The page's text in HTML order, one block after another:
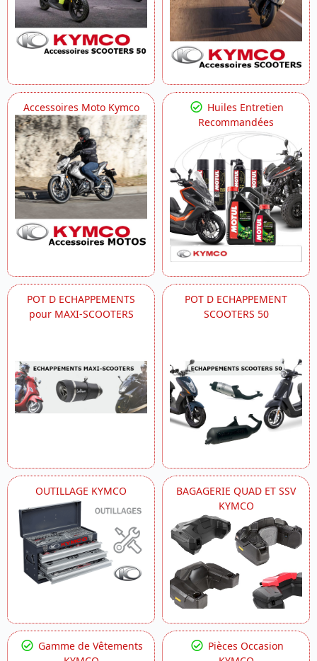
Accessoires Moto Kymco
Huiles Entretien
Recommandées
POT D ECHAPPEMENTS
pour MAXI-SCOOTERS
POT D ECHAPPEMENT
SCOOTERS 50
OUTILLAGE KYMCO
BAGAGERIE QUAD ET SSV
KYMCO
Gamme de Vêtements
Pièces Occasion